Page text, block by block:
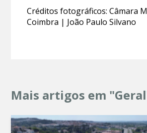
Créditos fotográficos: Câmara
Coimbra | João Paulo Silvano
Mais artigos em